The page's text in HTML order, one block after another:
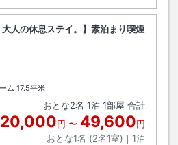
大人の休息ステイ。】素泊まり喫煙
ム 17.5平米
おとな2名 1泊 1部屋 合計
20,000円 〜 49,600円
おとな1名 (2名1室)｜ 1泊